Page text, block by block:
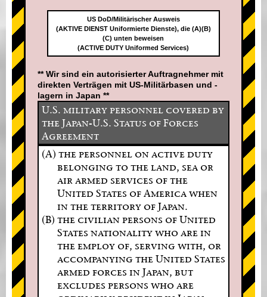
US DoD/Militärischer Ausweis
(AKTIVE DIENST Uniformierte Dienste), die (A)(B)
(C) unten beweisen
(ACTIVE DUTY Uniformed Services)
** Wir sind ein autorisierter Auftragnehmer mit
direkten Verträgen mit US-Militärbasen und -
lagern in Japan **
U.S. military personnel covered by
the Japan-U.S. Status of Forces
Agreement
(A) the personnel on active duty
belonging to the land, sea or
air armed services of the
United States of America when
in the territory of Japan.
(B) the civilian persons of United
States nationality who are in
the employ of, serving with, or
accompanying the United States
armed forces in Japan, but
excludes persons who are